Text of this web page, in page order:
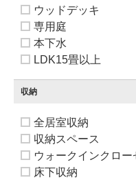
ウッドデッキ
専用庭
本下水
LDK15畳以上
収納
全居室収納
収納スペース
ウォークインクロー
床下収納